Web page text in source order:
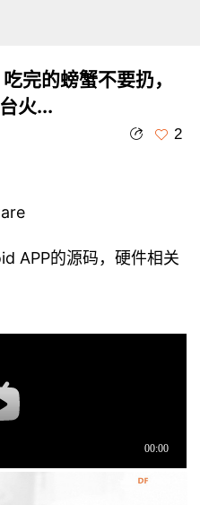
完的螃蟹不要扔，
火...
2
APP的源码，硬件相关